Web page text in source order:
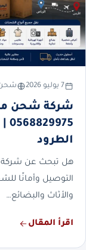
7 يوليو 2026 شحن
شركة شحن من
الطرود
هل تبحث عن شركة
التوصيل وأمانًا
والأثاث والبضائع…
اقرأ المقال